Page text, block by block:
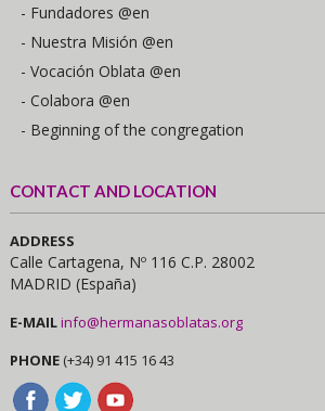
- Fundadores @en
- Nuestra Misión @en
- Vocación Oblata @en
- Colabora @en
- Beginning of the congregation
CONTACT AND LOCATION
ADDRESS
Calle Cartagena, Nº 116 C.P. 28002
MADRID (España)
E-MAILinfo@hermanasoblatas.org
PHONE (+34) 91 415 16 43